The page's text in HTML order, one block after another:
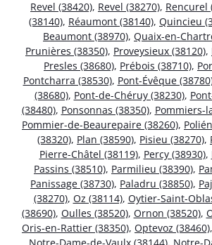
Revel (38420), Revel (38270), Rencurel
(38140), Réaumont (38140), Quincieu
Beaumont (38970), Quaix-en-
Prunières (38350), Proveysieux (38120),
Presles (38680), Prébois (38710),
Pontcharra (38530), Pont-Évêque
(38680), Pont-de-Chéruy (38230),
(38480), Ponsonnas (38350), Pommiers-
Pommier-de-Beaurepaire (38260),
(38320), Plan (38590), Pisieu (38270),
Pierre-Châtel (38119), Percy (38930),
Passins (38510), Parmilieu (38390),
Panissage (38730), Paladru (38850),
(38270), Oz (38114), Oytier-Saint-
(38690), Oulles (38520), Ornon (38520),
Oris-en-Rattier (38350), Optevoz (38460),